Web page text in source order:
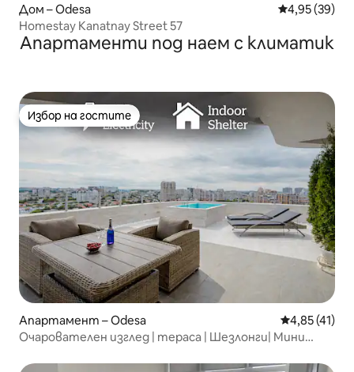
Дом – Odesa Средна
4,95 (39)
Homestay Kanatnay Street 57
Апартаменти под наем с климатик
Избор на гостите
Избор на гостите
Апартамент – Odesa Средна
4,85 (41)
Очарователен изглед | тераса | Шезлонги| Мини